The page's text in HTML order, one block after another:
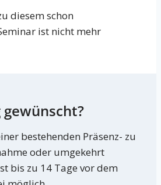
diesem schon
ist nicht mehr
bestehenden Präsenz- zu
oder umgekehrt
bis zu 14 Tage vor dem